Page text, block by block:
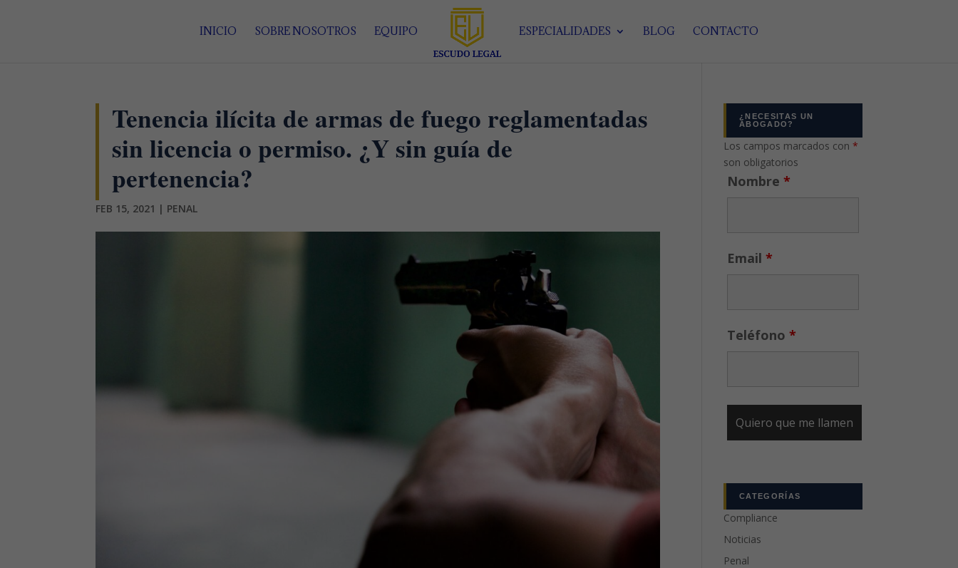
INICIO SOBRE NOSOTROS EQUIPO ESPECIALIDADES BLOG CONTACTO
Tenencia ilícita de armas de fuego reglamentadas
sin licencia o permiso. ¿Y sin guía de
pertenencia?
FEB 15, 2021 | PENAL
¿NECESITAS UN
ABOGADO?
Los campos marcados con*
son obligatorios
Nombre*
Email*
Teléfono*
CATEGORÍAS
Compliance
Noticias
Penal